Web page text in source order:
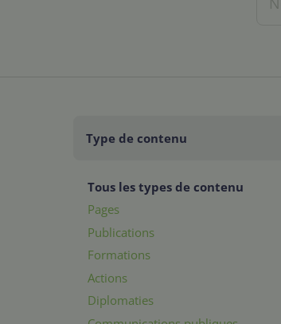
Type de contenu
Tous les types de contenu
Pages
Publications
Formations
Actions
Diplomaties